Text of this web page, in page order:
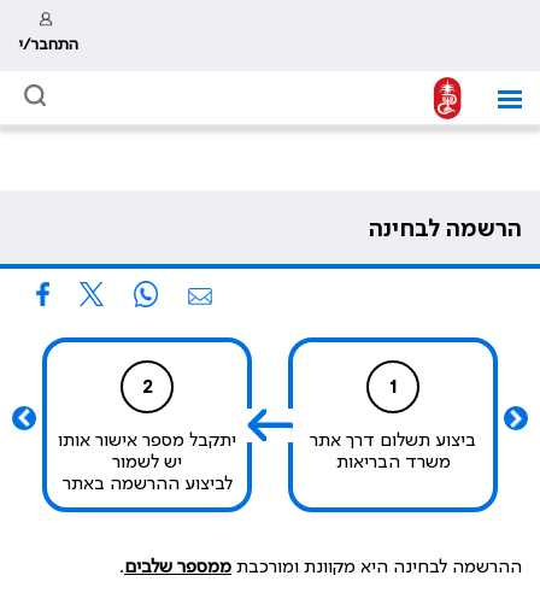
התחבר/י
הרשמה לבחינה
1
ביצוע תשלום דרך אתר
משרד הבריאות
2
יתקבל מספר אישור אותו
יש לשמור
לביצוע ההרשמה באתר
הר"י
ההרשמה לבחינה היא מקוונת ומורכבת ממספר שלבים.